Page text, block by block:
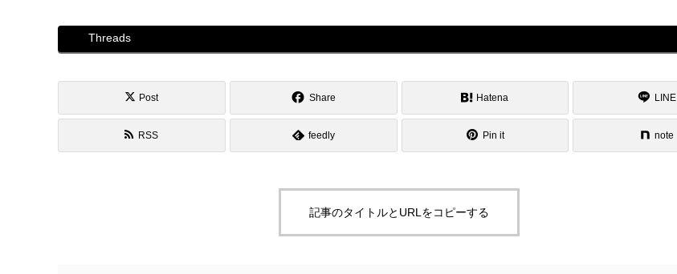
Threads
Post Share Hatena LINE
RSS feedly Pin it note
記事のタイトルとURLをコピーする